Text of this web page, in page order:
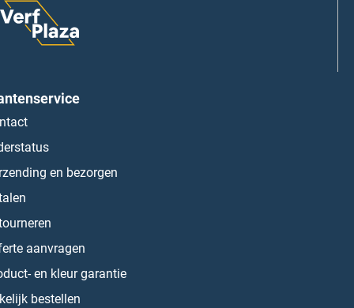
en bezorgen
aanvragen
en kleur garantie
bestellen